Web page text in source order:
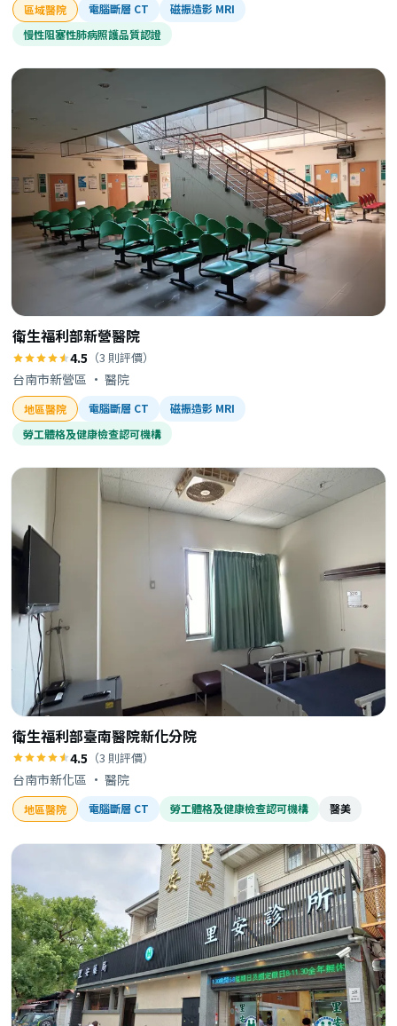
區域醫院 電腦斷層 CT
磁振造影 MRI
慢性阻塞性肺病照護品質認證
衛生福利部新營醫院
4.5 （3 則評價）
台南市新營區 · 醫院
地區醫院 電腦斷層 CT
磁振造影 MRI
勞工體格及健康檢查認可機構
衛生福利部臺南醫院新化分院
4.5 （3 則評價）
台南市新化區 · 醫院
地區醫院 電腦斷層 CT 勞工體格及健康檢查認可機構 醫美